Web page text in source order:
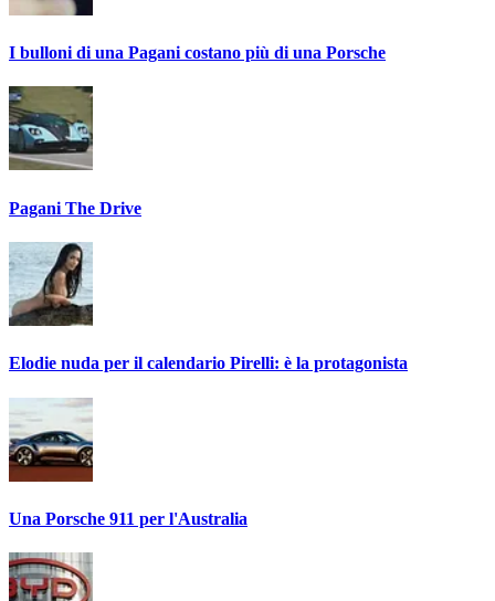
I bulloni di una Pagani costano più di una Porsche
Pagani The Drive
Elodie nuda per il calendario Pirelli: è la protagonista
Una Porsche 911 per l'Australia